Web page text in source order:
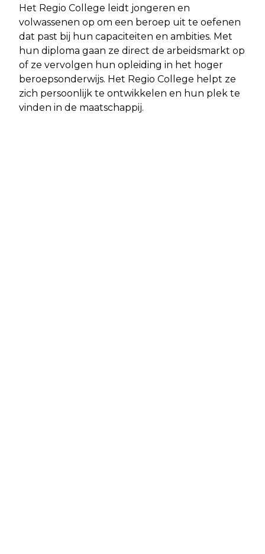
Het Regio College leidt jongeren en
volwassenen op om een beroep uit te oefenen
dat past bij hun capaciteiten en ambities. Met
hun diploma gaan ze direct de arbeidsmarkt op
of ze vervolgen hun opleiding in het hoger
beroepsonderwijs. Het Regio College helpt ze
zich persoonlijk te ontwikkelen en hun plek te
vinden in de maatschappij.